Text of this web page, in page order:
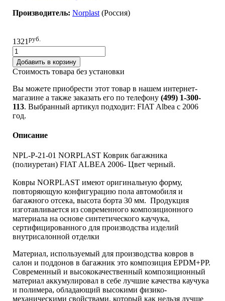
Производитель: Norplast (Pоссия)
1321 руб.
Добавить в корзину
Стоимость товара без установки
Вы можете приобрести этот товар в нашем интернет-
магазине а также заказать его по телефону (499) 1-300-
113. Выбранный артикул подходит: FIAT Albea c 2006
год.
Описание
NPL-P-21-01 NORPLAST Коврик багажника
(полиуретан) FIAT ALBEA 2006- Цвет черный.
Ковры NORPLAST имеют оригинальную форму,
повторяющую конфигурацию пола автомобиля и
багажного отсека, высота борта 30 мм. Продукция
изготавливается из современного композиционного
материала на основе синтетического каучука,
сертифицированного для производства изделий
внутрисалонной отделки
Материал, используемый для производства ковров в
салон и поддонов в багажник это композиция EPDM+PP.
Современный и высококачественный композиционный
материал аккумулировал в себе лучшие качества каучука
и полимера, обладающий высокими физико-
механическими свойствами, который как нельзя лучше